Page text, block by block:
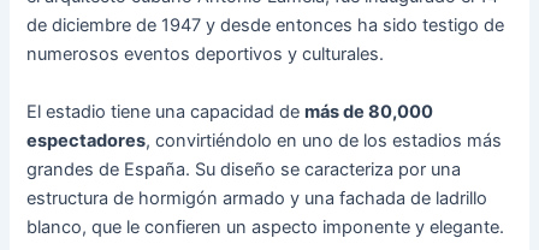
de diciembre de 1947 y desde entonces ha sido testigo de
numerosos eventos deportivos y culturales.
El estadio tiene una capacidad demás de 80,000
espectadores, convirtiéndolo en uno de los estadios más
grandes de España. Su diseño se caracteriza por una
estructura de hormigón armado y una fachada de ladrillo
blanco, que le confieren un aspecto imponente y elegante.